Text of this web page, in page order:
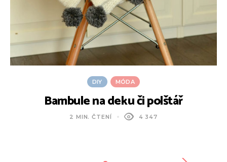
DIY MÓDA
Bambule na deku či polštář
2 MIN. ČTENÍ 4 347